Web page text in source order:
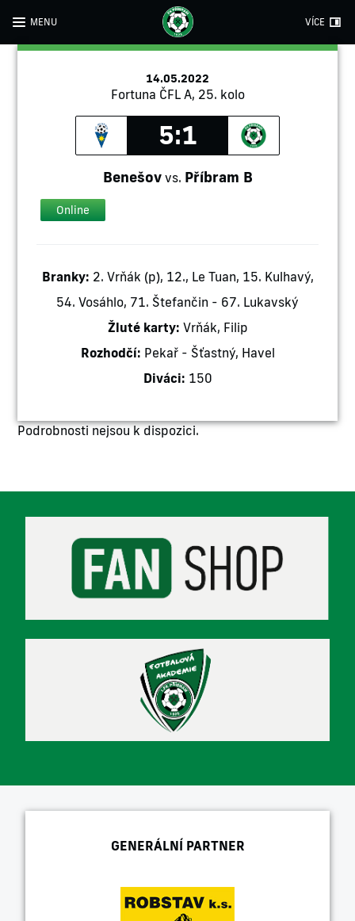
MENU VÍCE
14.05.2022
Fortuna ČFL A, 25. kolo
5:1
Benešovvs. Příbram B
Online
Branky: 2. Vrňák (p), 12., Le Tuan, 15. Kulhavý,
54. Vosáhlo, 71. Štefančin - 67. Lukavský
Žluté karty: Vrňák, Filip
Rozhodčí: Pekař - Šťastný, Havel
Diváci: 150
Podrobnosti nejsou k dispozici.
GENERÁLNÍ PARTNER